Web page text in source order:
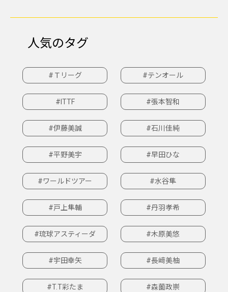
人気のタグ
#Ｔリーグ #テンオール
#ITTF #張本智和
#伊藤美誠 #石川佳純
#平野美宇 #早田ひな
#ワールドツアー #水谷隼
#戸上隼輔 #丹羽孝希
#琉球アスティーダ #木原美悠
#宇田幸矢 #長﨑美柚
#T.T彩たま #森薗政崇